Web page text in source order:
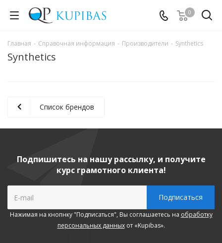
0
Главная - Справочная информация - Производители - Synthetics
Synthetics
Список брендов
Подпишитесь на нашу рассылку, и получите
курс грамотного клиента!
Нажимая на кнопнку "Подписаться", Вы соглашаетесь на обработку
персональных данныхот «Kupibas».